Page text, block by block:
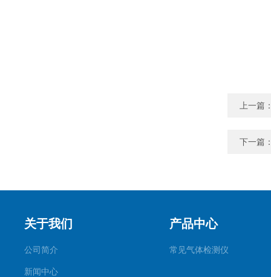
上一篇
下一篇
关于我们
公司简介
新闻中心
产品中心
常见气体检测仪